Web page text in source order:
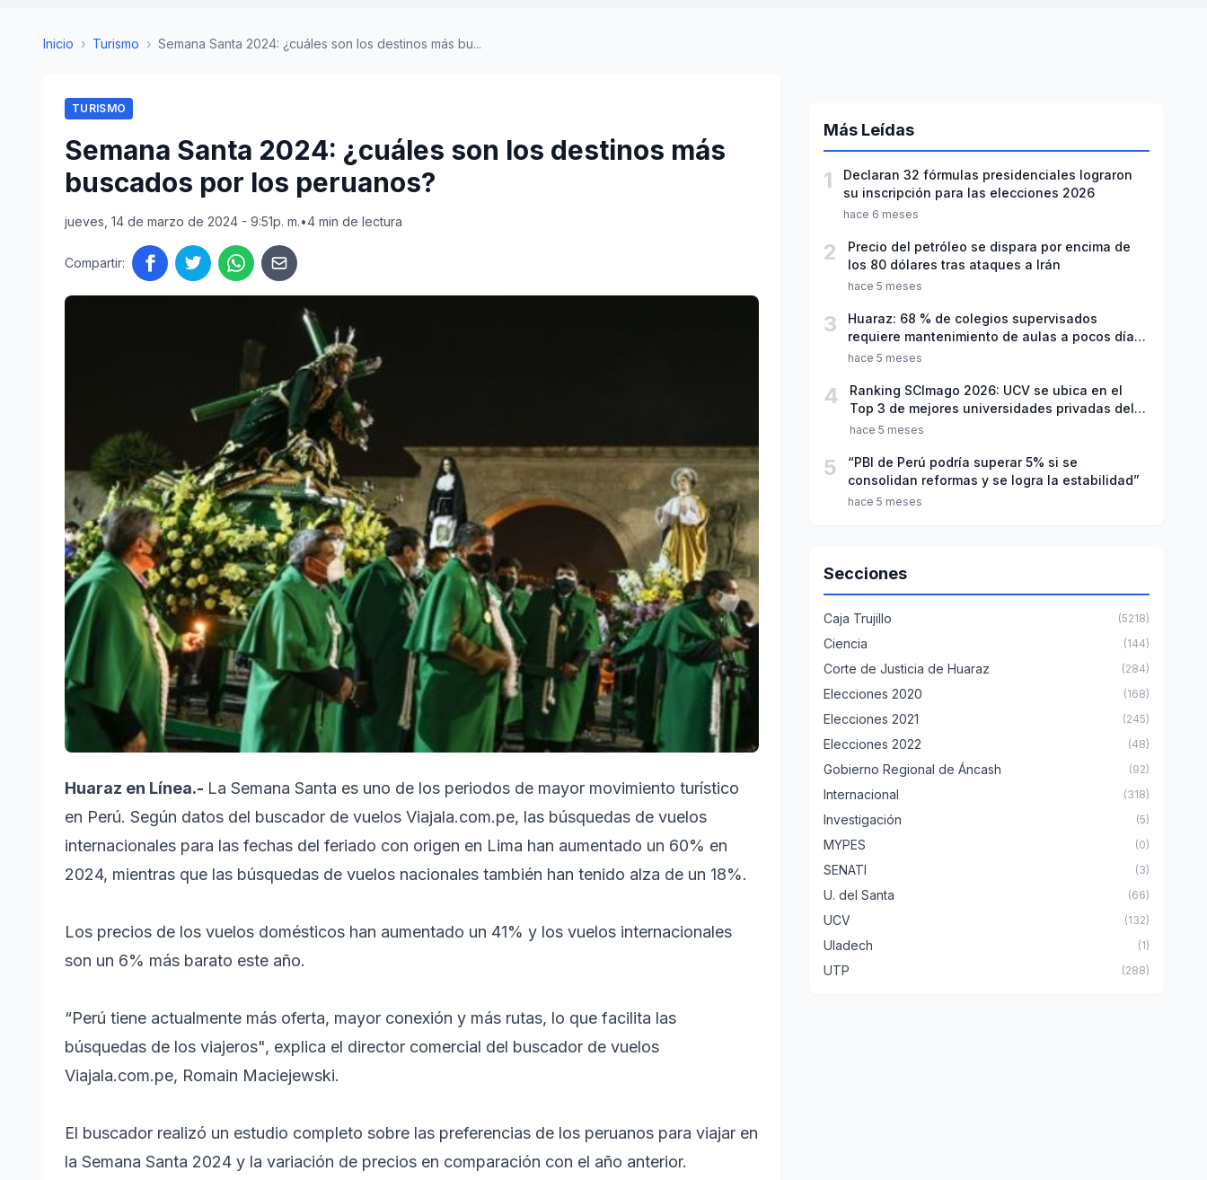
Inicio › Turismo › Semana Santa 2024: ¿cuáles son los destinos más bu...
TURISMO
Semana Santa 2024: ¿cuáles son los destinos más
buscados por los peruanos?
jueves, 14 de marzo de 2024 - 9:51p. m.•4 min de lectura
Compartir:
Huaraz en Línea.- La Semana Santa es uno de los periodos de mayor movimiento turístico
en Perú. Según datos del buscador de vuelos Viajala.com.pe, las búsquedas de vuelos
internacionales para las fechas del feriado con origen en Lima han aumentado un 60% en
2024, mientras que las búsquedas de vuelos nacionales también han tenido alza de un 18%.
Los precios de los vuelos domésticos han aumentado un 41% y los vuelos internacionales
son un 6% más barato este año.
“Perú tiene actualmente más oferta, mayor conexión y más rutas, lo que facilita las
búsquedas de los viajeros", explica el director comercial del buscador de vuelos
Viajala.com.pe, Romain Maciejewski.
El buscador realizó un estudio completo sobre las preferencias de los peruanos para viajar en
la Semana Santa 2024 y la variación de precios en comparación con el año anterior.
Más Leídas
1
Declaran 32 fórmulas presidenciales lograron
su inscripción para las elecciones 2026
hace 6 meses
2
Precio del petróleo se dispara por encima de
los 80 dólares tras ataques a Irán
hace 5 meses
3
Huaraz: 68 % de colegios supervisados
requiere mantenimiento de aulas a pocos días
de inicio del año escolar 2026
hace 5 meses
4
Ranking SCImago 2026: UCV se ubica en el
Top 3 de mejores universidades privadas del
Perú
hace 5 meses
5
“PBI de Perú podría superar 5% si se
consolidan reformas y se logra la estabilidad”
hace 5 meses
Secciones
Caja Trujillo (5218)
Ciencia (144)
Corte de Justicia de Huaraz (284)
Elecciones 2020 (168)
Elecciones 2021 (245)
Elecciones 2022 (48)
Gobierno Regional de Áncash (92)
Internacional (318)
Investigación (5)
MYPES (0)
SENATI (3)
U. del Santa (66)
UCV (132)
Uladech (1)
UTP (288)